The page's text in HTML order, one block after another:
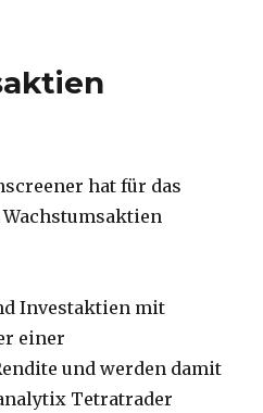
hat für das
Investaktien mit
einer
und werden damit
Tetratrader